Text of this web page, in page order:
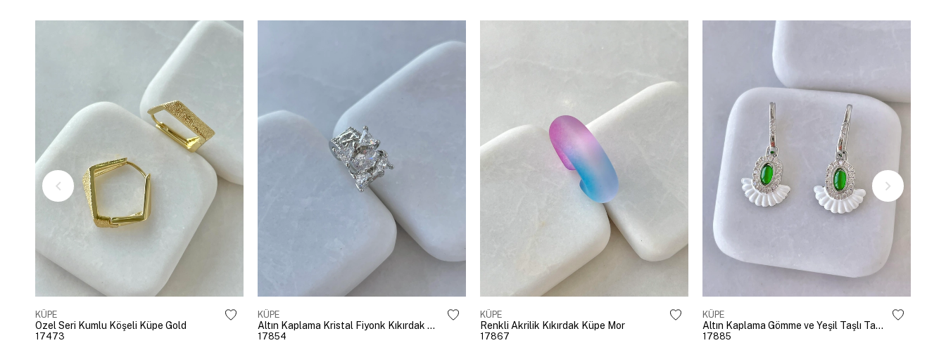
KÜPE
Özel Seri Kumlu Köşeli Küpe Gold
17473
KÜPE
Altın Kaplama Kristal Fiyonk Kıkırdak Küpe Gümüş
17854
KÜPE
Renkli Akrilik Kıkırdak Küpe Mor
17867
KÜPE
Altın Kaplama Gömme ve Yeşil Taşlı Tasarım Küpe Gümüş
17885